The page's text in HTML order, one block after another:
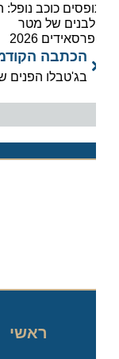
כוכב נופל:
של מטר
2026
הכתבה הקודמת
בג'טבלו הפנים שלך
ראשי